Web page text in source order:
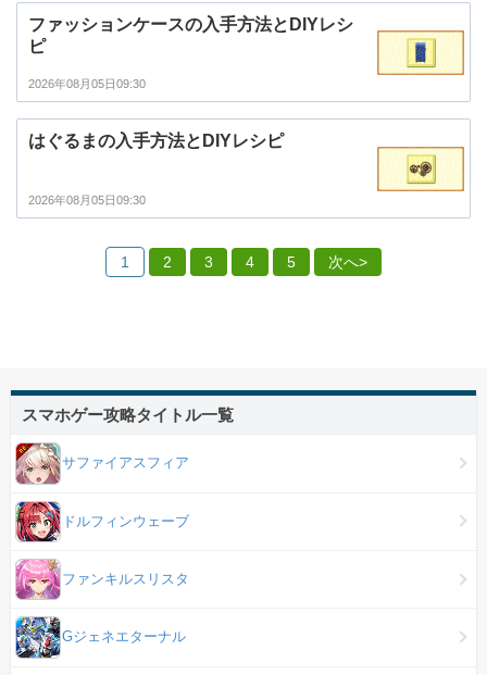
ファッションケースの入手方法とDIYレシ
ピ
2026年08月05日09:30
はぐるまの入手方法とDIYレシピ
2026年08月05日09:30
1 2 3 4 5 次へ>
スマホゲー攻略タイトル一覧
サファイアスフィア
ドルフィンウェーブ
ファンキルスリスタ
Gジェネエターナル